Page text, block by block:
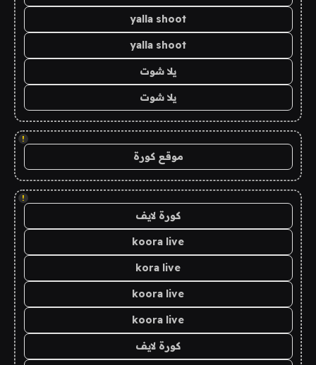
yalla shoot
yalla shoot
يلا شوت
يلا شوت
!
موقع كورة
!
كورة لايف
koora live
kora live
koora live
koora live
كورة لايف